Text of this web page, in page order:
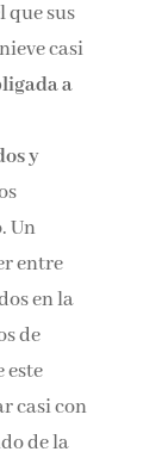
que sus
casi
a
y
Un
entre
en la
de
este
casi con
de la